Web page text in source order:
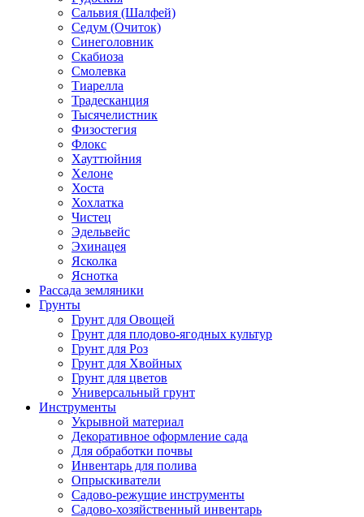
Сальвия (Шалфей)
Седум (Очиток)
Синеголовник
Скабиоза
Смолевка
Тиарелла
Традесканция
Тысячелистник
Физостегия
Флокс
Хауттюйния
Хелоне
Хоста
Хохлатка
Чистец
Эдельвейс
Эхинацея
Ясколка
Яснотка
Рассада земляники
Грунты
Грунт для Овощей
Грунт для плодово-ягодных культур
Грунт для Роз
Грунт для Хвойных
Грунт для цветов
Универсальный грунт
Инструменты
Укрывной материал
Декоративное оформление сада
Для обработки почвы
Инвентарь для полива
Опрыскиватели
Садово-режущие инструменты
Садово-хозяйственный инвентарь